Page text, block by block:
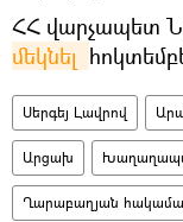
ՀՀ վարչապետ
մեկնել
Սերգեյ Լավրով
Արցախ
Ղարաբաղյան